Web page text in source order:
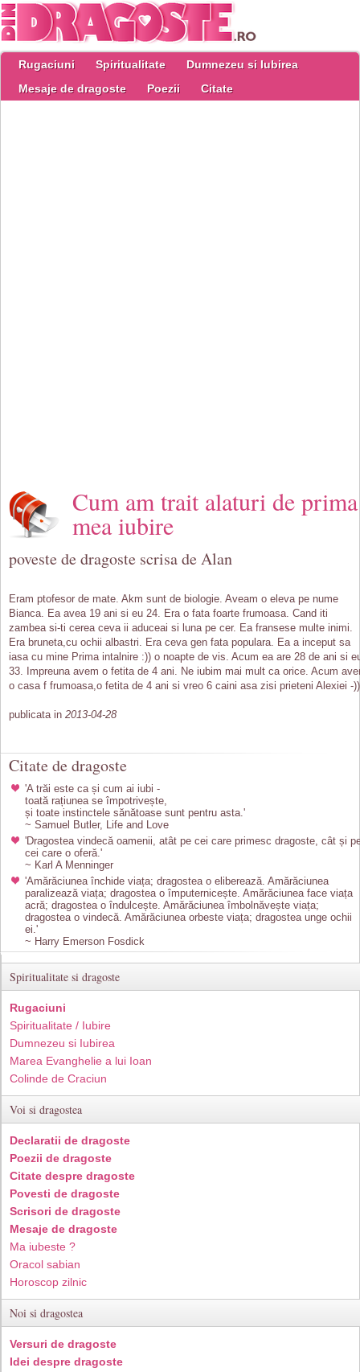
Rugaciuni Spiritualitate
Dumnezeu si Iubirea
Mesaje de dragoste
Poezii Citate
Cum am trait alaturi de prima
mea iubire
poveste de dragoste scrisa de Alan
Eram ptofesor de mate. Akm sunt de biologie. Aveam o eleva pe nume
Bianca. Ea avea 19 ani si eu 24. Era o fata foarte frumoasa. Cand iti
zambea si-ti cerea ceva ii aduceai si luna pe cer. Ea fransese multe inimi.
Era bruneta,cu ochii albastri. Era ceva gen fata populara. Ea a inceput sa
iasa cu mine Prima intalnire :)) o noapte de vis. Acum ea are 28 de ani si
33. Impreuna avem o fetita de 4 ani. Ne iubim mai mult ca orice. Acum
o casa f frumoasa,o fetita de 4 ani si vreo 6 caini asa zisi prieteni Alexiei -
publicata in 2013-04-28
Citate de dragoste
'A trăi este ca și cum ai iubi -
toată rațiunea se împotrivește,
și toate instinctele sănătoase sunt pentru asta.'
~ Samuel Butler, Life and Love
'Dragostea vindecă oamenii, atât pe cei care primesc dragoste, cât și
cei care o oferă.'
~ Karl A Menninger
'Amărăciunea închide viața; dragostea o eliberează. Amărăciunea
paralizează viața; dragostea o împuternicește. Amărăciunea face viața
acră; dragostea o îndulcește. Amărăciunea îmbolnăvește viața;
dragostea o vindecă. Amărăciunea orbeste viața; dragostea unge ochii
ei.'
~ Harry Emerson Fosdick
Spiritualitate si dragoste
Rugaciuni
Spiritualitate / Iubire
Dumnezeu si Iubirea
Marea Evanghelie a lui Ioan
Colinde de Craciun
Voi si dragostea
Declaratii de dragoste
Poezii de dragoste
Citate despre dragoste
Povesti de dragoste
Scrisori de dragoste
Mesaje de dragoste
Ma iubeste ?
Oracol sabian
Horoscop zilnic
Noi si dragostea
Versuri de dragoste
Idei despre dragoste